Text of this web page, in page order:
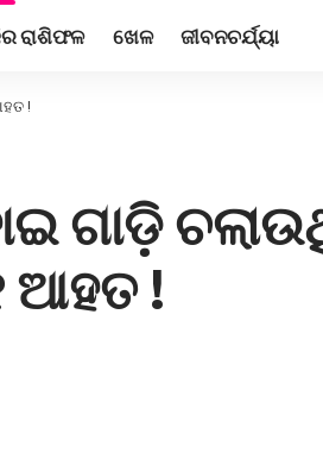
ରାଶିଫଳ ଖେଳ ଜୀବନଚର୍ଯ୍ୟା
!
ଗାଡ଼ି
ଆହତ !